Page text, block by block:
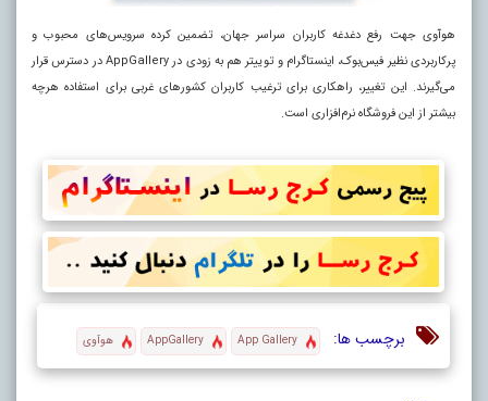
هوآوی جهت رفع دغدغه کاربران سراسر جهان، تضمین کرده سرویس‌های محبوب و
پرکاربردی نظیر فیس‌بوک، اینستاگرام و توییتر هم به زودی درAppGalleryدر دسترس قرار
می‌گیرند. این تغییر، راهکاری برای ترغیب کاربران کشورهای غربی برای استفاده هرچه
بیشتر از این فروشگاه نرم‌افزاری است.
برچسب ها: App Gallery
AppGallery هوآوی